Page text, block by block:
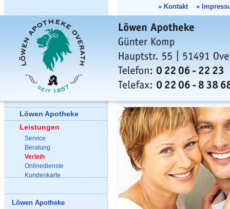
» Kontakt»
Löwen Apotheke
Leistungen
Service
Beratung
Verleih
Onlinedienste
Kundenkarte
Löwen Apotheke